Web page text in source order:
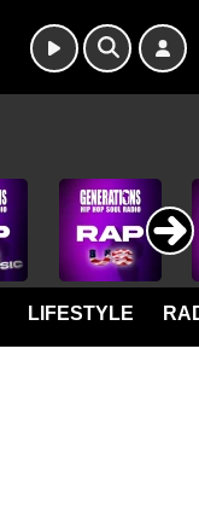
LIFESTYLE